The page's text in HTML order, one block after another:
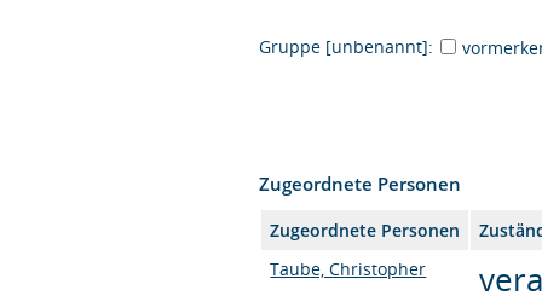
Gruppe [unbenannt]:
Zugeordnete Personen
Zugeordnete Personen
Taube, Christopher